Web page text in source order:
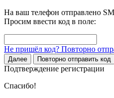
На ваш телефон отправлено
Просим ввести код в поле:
Не пришёл код? Повторно
Далее Повторно отправить код
Подтверждение регистрации
Спасибо!